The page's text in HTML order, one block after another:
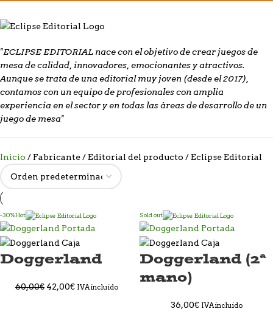
"ECLIPSE EDITORIAL nace con el objetivo de crear juegos de
mesa de calidad, innovadores, emocionantes y atractivos.
Aunque se trata de una editorial muy joven (desde el 2017),
contamos con un equipo de profesionales con amplia
experiencia en el sector y en todas las áreas de desarrollo de un
juego de mesa"
Inicio Fabricante / Editorial del producto Eclipse Editorial
-30%Hot
Doggerland
60,00€ 42,00€ IVA incluido
Sold out
Doggerland (2ª
mano)
36,00€ IVA incluido